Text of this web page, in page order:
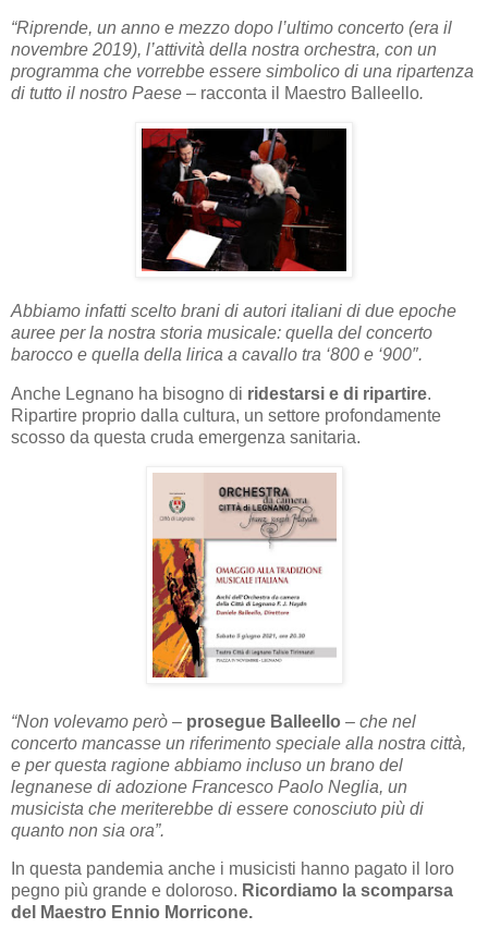
“Riprende, un anno e mezzo dopo l’ultimo concerto (era il
novembre 2019), l’attività della nostra orchestra, con un
programma che vorrebbe essere simbolico di una ripartenza
di tutto il nostro Paese – racconta il Maestro Balleello.
Abbiamo infatti scelto brani di autori italiani di due epoche
auree per la nostra storia musicale: quella del concerto
barocco e quella della lirica a cavallo tra ‘800 e ‘900″.
Anche Legnano ha bisogno di ridestarsi e di ripartire.
Ripartire proprio dalla cultura, un settore profondamente
scosso da questa cruda emergenza sanitaria.
“Non volevamo però – prosegue Balleello – che nel
concerto mancasse un riferimento speciale alla nostra città,
e per questa ragione abbiamo incluso un brano del
legnanese di adozione Francesco Paolo Neglia, un
musicista che meriterebbe di essere conosciuto più di
quanto non sia ora”.
In questa pandemia anche i musicisti hanno pagato il loro
pegno più grande e doloroso. Ricordiamo la scomparsa
del Maestro Ennio Morricone.